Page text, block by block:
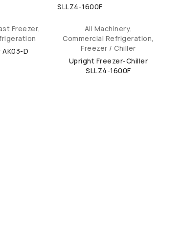
Freezer,
D
All Machinery,
Commercial Refrigeration,
Freezer / Chiller
Upright Freezer-Chiller
SLLZ4-1600F